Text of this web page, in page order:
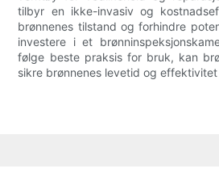
tilbyr en ikke-invasiv og
brønnenes tilstand og forhindre
investere i et
følge beste praksis for bruk, kan
sikre brønnenes levetid og effektivitet